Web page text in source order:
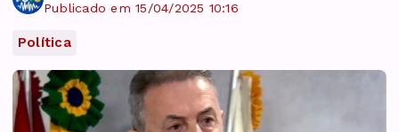
Publicado em 15/04/2025 10:16
Política